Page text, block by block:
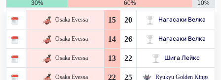
30% 60% 10%
Osaka Evessa 15 20 Нагасаки Велка
Osaka Evessa 14 26 Нагасаки Велка
Osaka Evessa 13 22 Шига Лейкс
Osaka Evessa 22 25 Ryukyu Golden Kings